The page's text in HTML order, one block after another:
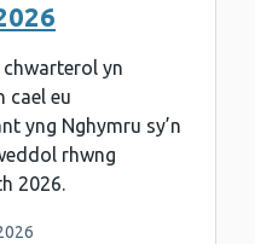
chwarterol yn
cael eu
yng Nghymru sy’n
rhwng
2026.